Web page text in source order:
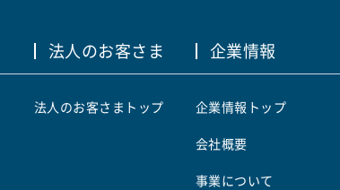
法人のお客さま
法人のお客さまトップ
企業情報
企業情報トップ
会社概要
事業について